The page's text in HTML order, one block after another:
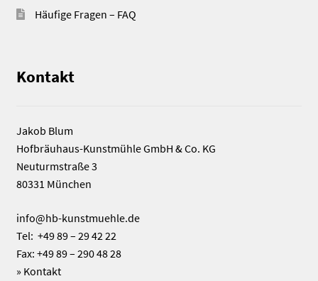
Häufige Fragen – FAQ
Kontakt
Jakob Blum
Hofbräuhaus-Kunstmühle GmbH & Co. KG
Neuturmstraße 3
80331 München
info@hb-kunstmuehle.de
Tel: +49 89 – 29 42 22
Fax: +49 89 – 290 48 28
» Kontakt